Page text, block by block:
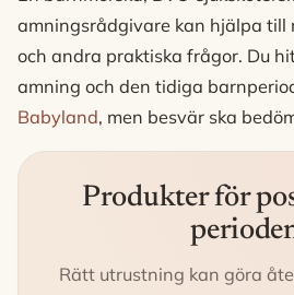
amningsrådgivare kan hjälpa till
och andra praktiska frågor. Du
amning och den tidiga
Babyland, men besvär ska
Produkter för
Rätt utrustning kan göra